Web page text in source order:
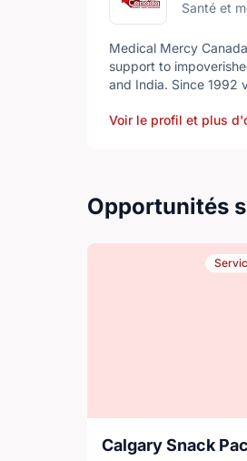
Santé et
Medical Mercy
support to
and India. Since 1992
Voir le profil et plus
Opportunités